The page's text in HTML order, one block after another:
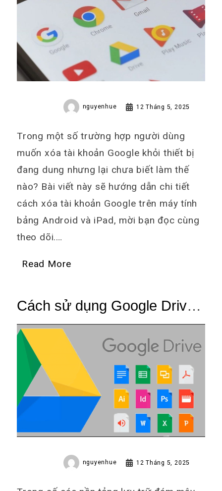
nguyenhue 12 Tháng 5, 2025
Trong một số trường hợp người dùng
muốn xóa tài khoản Google khỏi thiết bị
đang dung nhưng lại chưa biết làm thế
nào? Bài viết này sẽ hướng dẫn chi tiết
cách xóa tài khoản Google trên máy tính
bảng Android và iPad, mời bạn đọc cùng
theo dõi.…
Read More
Cách sử dụng Google Drive
trên máy tính bảng hiệu quả
hơn
nguyenhue 12 Tháng 5, 2025